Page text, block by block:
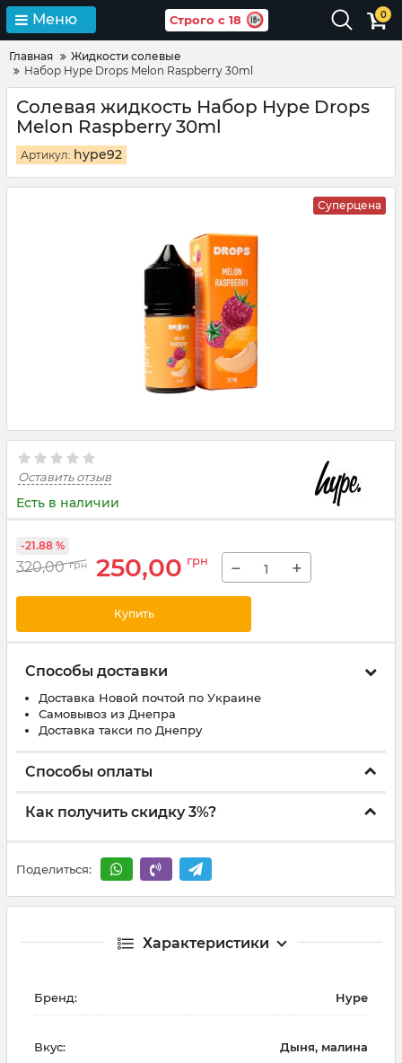
Меню Строго с 18 0
Главная
Жидкости солевые
Набор Hype Drops Melon Raspberry 30ml
Солевая жидкость Набор Hype Drops
Melon Raspberry 30ml
Артикул: hype92
Суперцена
Оставить отзыв
Есть в наличии
320,00 грн 250,00 грн
-21.88 %
− +
Купить
Способы доставки
Доставка Новой почтой по Украине
Самовывоз из Днепра
Доставка такси по Днепру
Способы оплаты
Как получить скидку 3%?
Поделиться:
Характеристики
Бренд: Hype
Вкус: Дыня, малина